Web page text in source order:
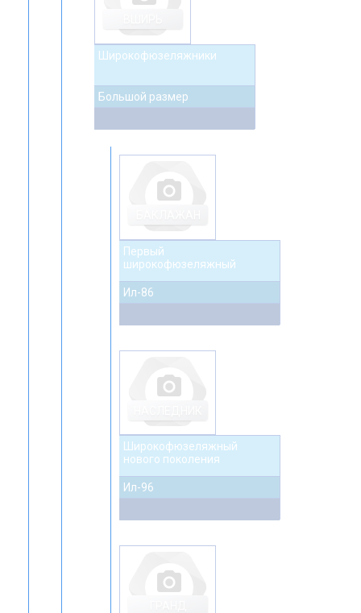
Широкофюзеляжники
Большой размер
photo_camera
Первый
широкофюзеляжный
Ил-86
photo_camera
Широкофюзеляжный
нового поколения
Ил-96
photo_camera